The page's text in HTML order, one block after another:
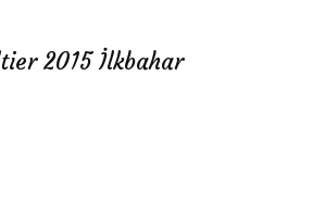
2015 İlkbahar